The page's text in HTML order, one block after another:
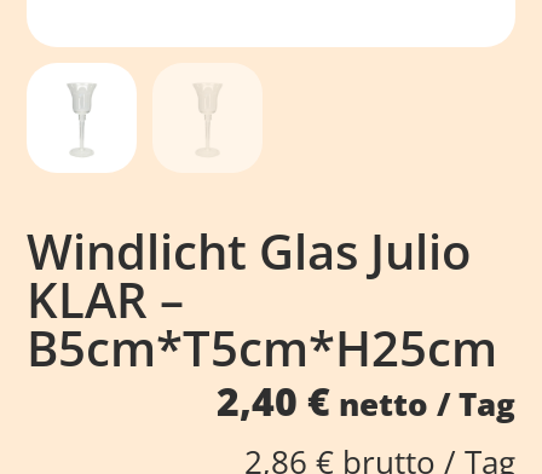
Windlicht Glas Julio
KLAR –
B5cm*T5cm*H25cm
2,40 €netto / Tag
2,86 €brutto / Tag